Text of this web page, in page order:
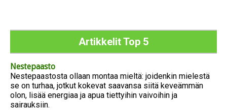
Artikkelit Top 5
Nestepaasto
Nestepaastosta ollaan montaa mieltä: joidenkin mielestä
se on turhaa, jotkut kokevat saavansa siitä keveämmän
olon, lisää energiaa ja apua tiettyihin vaivoihin ja
sairauksiin.